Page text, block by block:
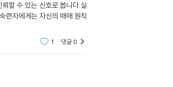
할 수 있는 신호로 봅니다.실
련자에게는 자신의 매매 원칙
1 댓글0